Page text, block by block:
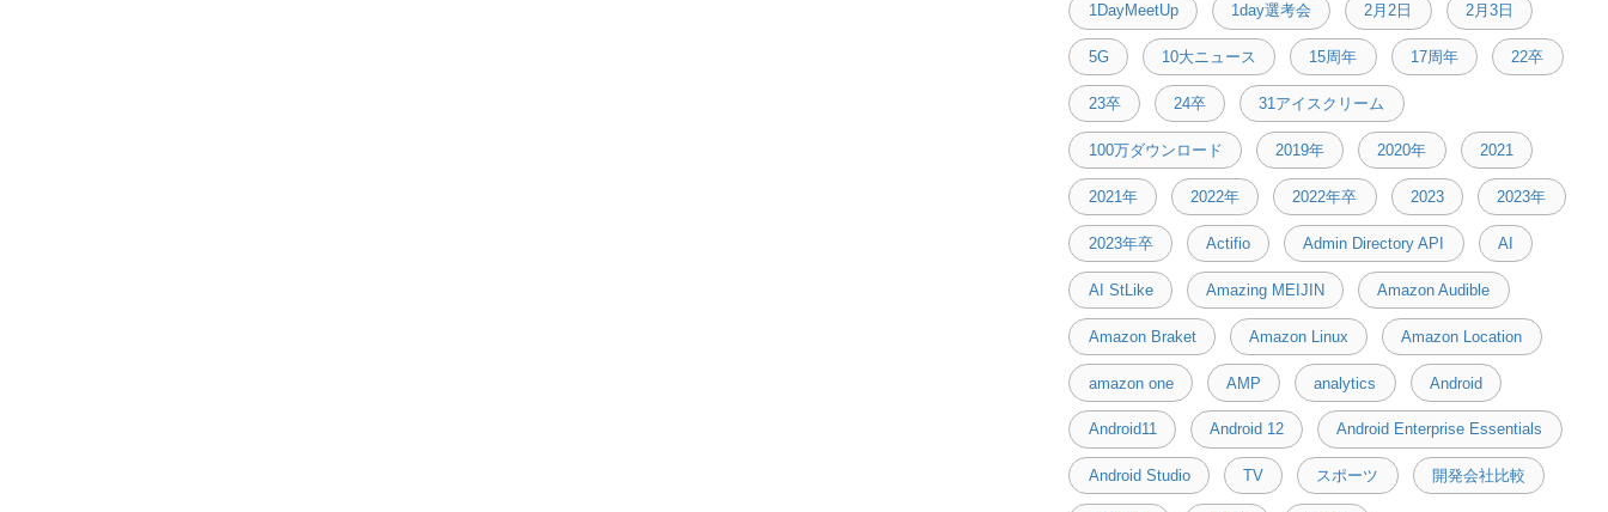
1DayMeetUp 1day選考会 2月2日 2月3日
5G 10大ニュース 15周年 17周年 22卒
23卒 24卒 31アイスクリーム
100万ダウンロード 2019年 2020年 2021
2021年 2022年 2022年卒 2023 2023年
2023年卒 Actifio Admin Directory API AI
AI StLike Amazing MEIJIN Amazon Audible
Amazon Braket Amazon Linux Amazon Location
amazon one AMP analytics Android
Android11 Android 12 Android Enterprise Essentials
Android Studio TV スポーツ 開発会社比較